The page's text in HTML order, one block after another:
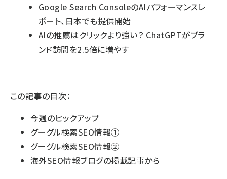
Google Search ConsoleのAIパフォーマンスレ
ポート、日本でも提供開始
AIの推薦はクリックより強い？ ChatGPTがブラ
ンド訪問を2.5倍に増やす
この記事の目次：
今週のピックアップ
グーグル検索SEO情報①
グーグル検索SEO情報②
海外SEO情報ブログの掲載記事から